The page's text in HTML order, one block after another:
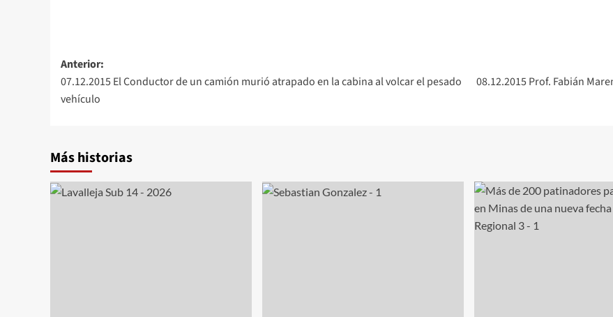
Navegación
de
entradas
Anterior:
07.12.2015 El Conductor de un camión murió atrapado en la cabina al volcar el pesado
vehículo
08.12.2015 Prof. Fabián
Más historias